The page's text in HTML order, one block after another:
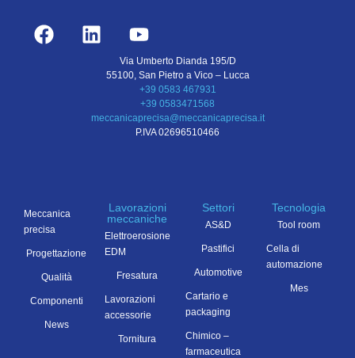
Via Umberto Dianda 195/D
55100, San Pietro a Vico – Lucca
+39 0583 467931
+39 0583471568
meccanicaprecisa@meccanicaprecisa.it
P.IVA 02696510466
Meccanica
precisa
Progettazione
Qualità
Componenti
News
Lavorazioni
meccaniche
Elettroerosione
EDM
Fresatura
Lavorazioni
accessorie
Tornitura
Settori
AS&D
Pastifici
Automotive
Cartario e
packaging
Chimico –
farmaceutica
Tecnologia
Tool room
Cella di
automazione
Mes